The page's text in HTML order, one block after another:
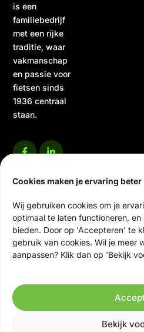
Cookies maken je ervaring beter
Wij gebruiken cookies om je
optimaal te laten functioneren,
bieden. Door op 'Accepteren' te
gebruik van cookies. Wil je meer
aanpassen? Klik dan op 'Bekijk
Bekijk
is een
familiebedrijf
met een rijke
traditie, waar
vakmanschap
en passie voor
fietsen sinds
1936 centraal
staan.
© 2026 Ten Veen Tweewielers |
Website door Scrolla!